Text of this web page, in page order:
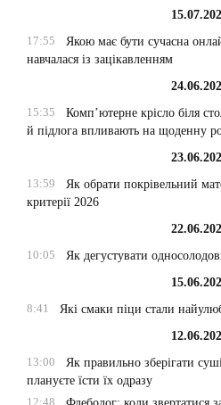
17:55
Якою має бути сучасна
навчалася із зацікавленням
15:35
Комп’ютерне крісло біля
й підлога впливають на щоденну
13:59
Як обрати покрівельний
критерії 2026
10:05
Як дегустувати
8:41
Які смаки піци стали
13:00
Як правильно зберігати
плануєте їсти їх одразу
12:48